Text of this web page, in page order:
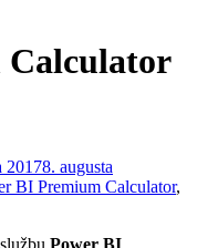
Calculator
20178. augusta
BI Premium Calculator,
Power BI